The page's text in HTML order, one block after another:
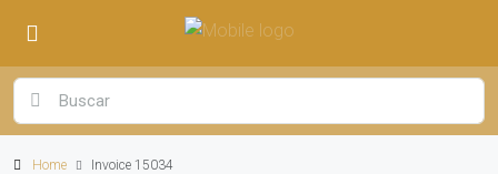
Home Invoice 15034